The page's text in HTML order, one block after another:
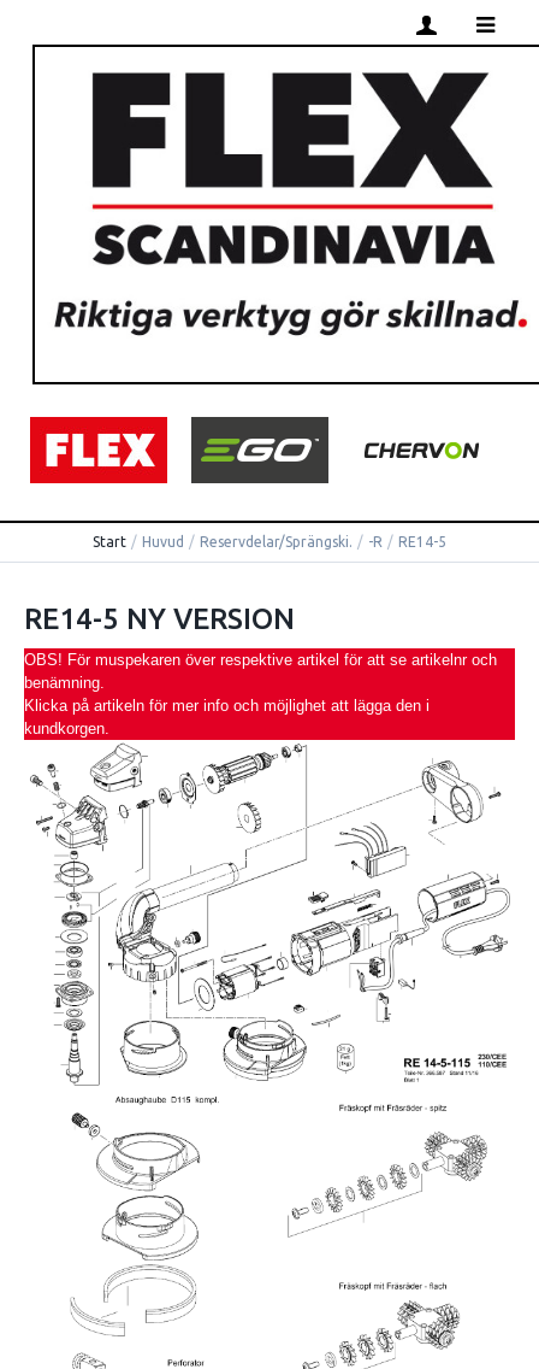
Start / Huvud / Reservdelar/Sprängski. / -R / RE14-5
RE14-5 NY VERSION
OBS! För muspekaren över respektive artikel för att se artikelnr och
benämning.
Klicka på artikeln för mer info och möjlighet att lägga den i
kundkorgen.